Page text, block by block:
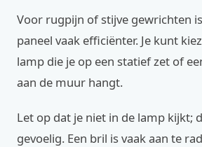
Voor rugpijn of stijve gewrichten
paneel vaak efficiënter. Je kunt
lamp die je op een statief zet of
aan de muur hangt.
Let op dat je niet in de lamp kijkt;
gevoelig. Een bril is vaak aan te